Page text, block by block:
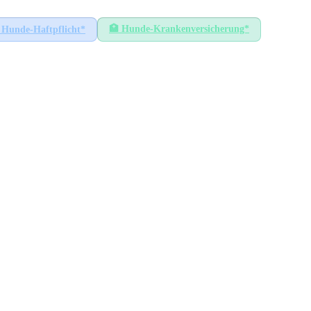
Hunde-Haftpflicht* 🏥 Hunde-Krankenversicherung*